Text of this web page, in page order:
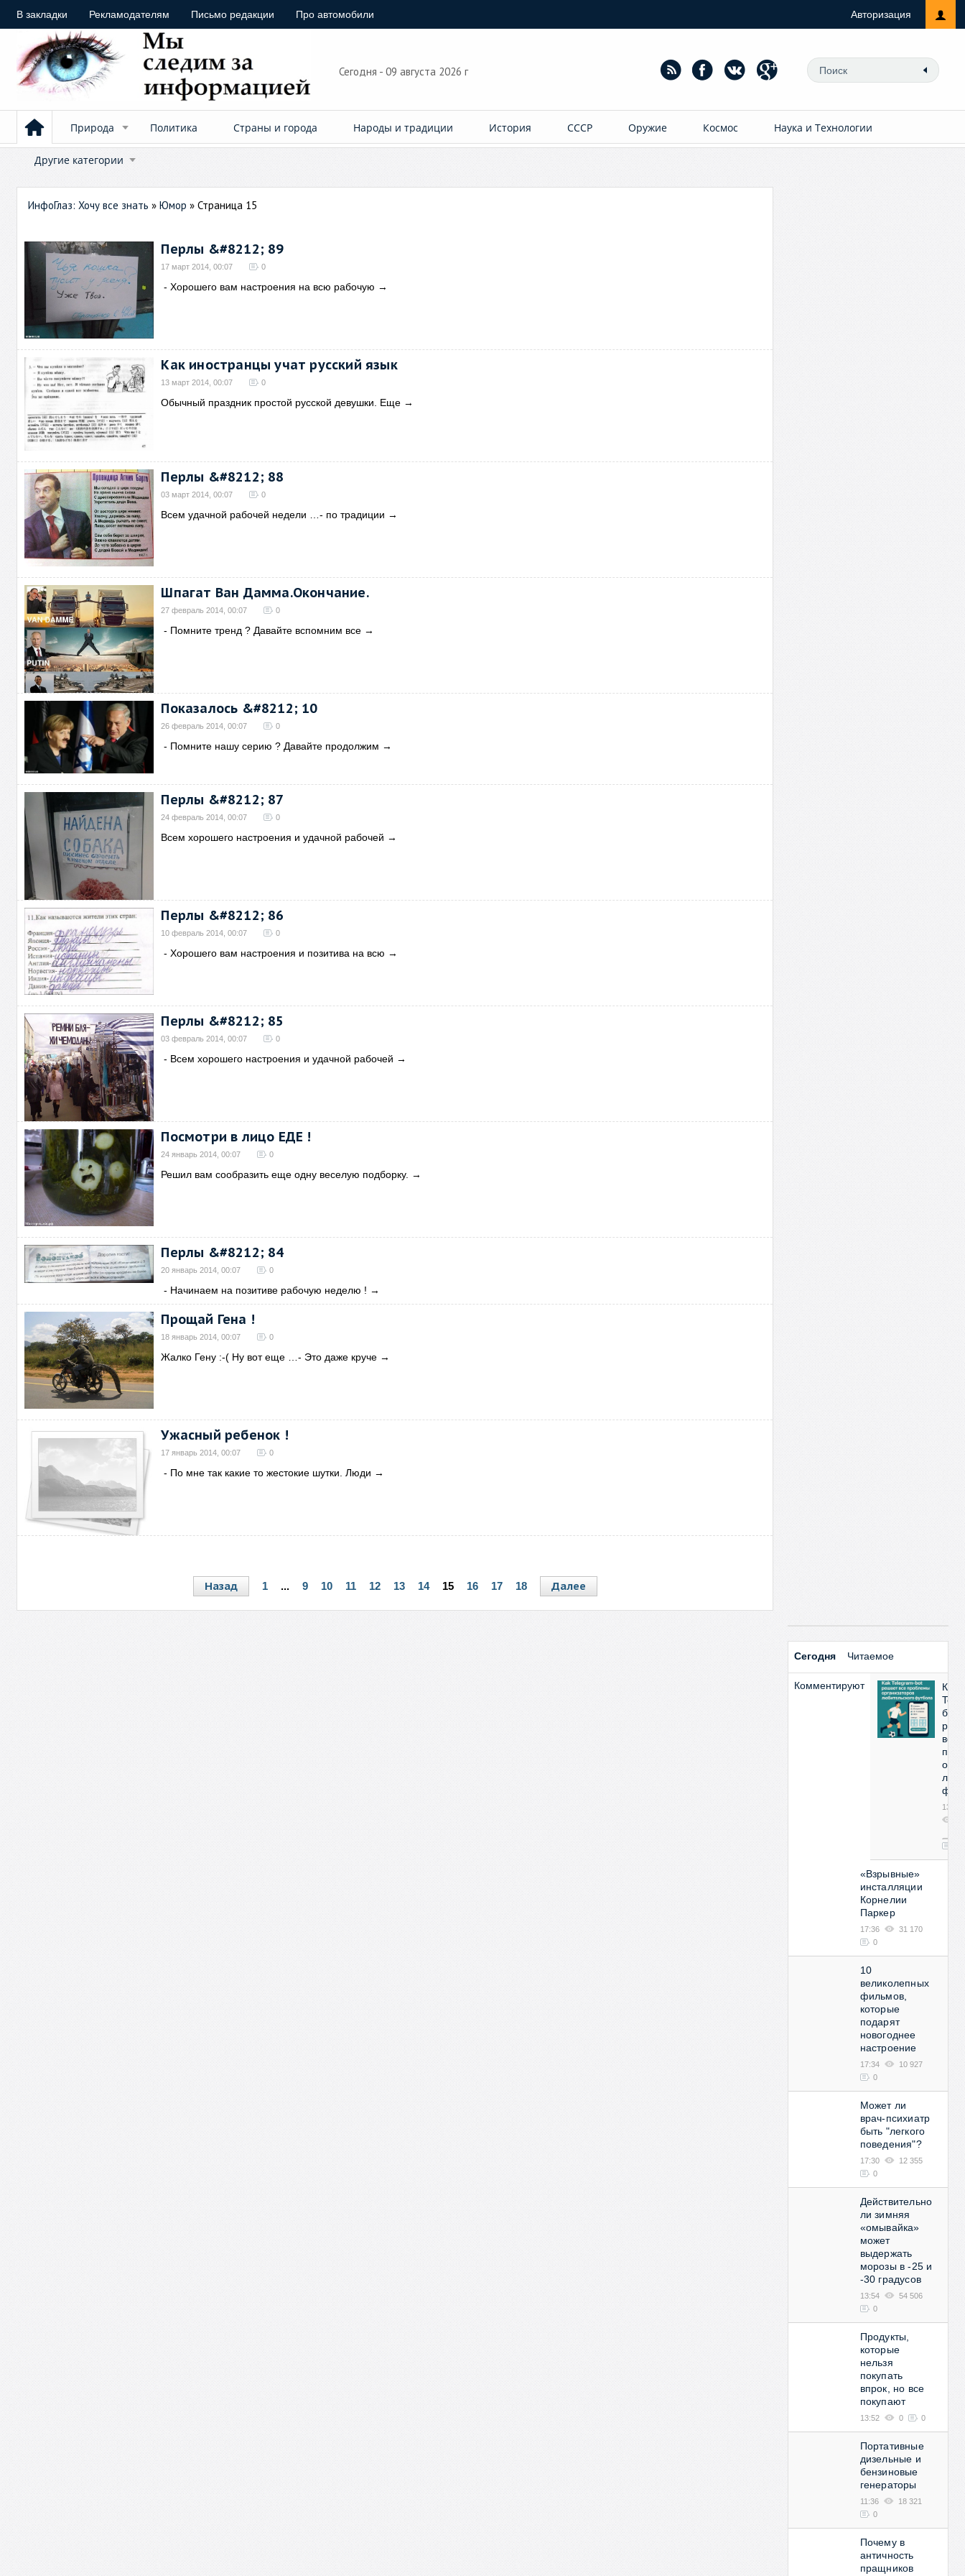
В закладки Рекламодателям Письмо редакции Про автомобили Авторизация
Сегодня - 09 августа 2026 г
Природа Политика Страны и города Народы и традиции История СССР Оружие Космос Наука и Технологии
Другие категории
ИнфоГлаз: Хочу все знать »Юмор » Страница 15
Перлы &#8212; 89
17 март 2014, 00:07 0
- Хорошего вам настроения на всю рабочую →
Как иностранцы учат русский язык
13 март 2014, 00:07 0
Обычный праздник простой русской девушки. Еще →
Перлы &#8212; 88
03 март 2014, 00:07 0
Всем удачной рабочей недели …- по традиции →
Шпагат Ван Дамма.Окончание.
27 февраль 2014, 00:07 0
- Помните тренд ? Давайте вспомним все →
Показалось &#8212; 10
26 февраль 2014, 00:07 0
- Помните нашу серию ? Давайте продолжим →
Перлы &#8212; 87
24 февраль 2014, 00:07 0
Всем хорошего настроения и удачной рабочей →
Перлы &#8212; 86
10 февраль 2014, 00:07 0
- Хорошего вам настроения и позитива на всю →
Перлы &#8212; 85
03 февраль 2014, 00:07 0
- Всем хорошего настроения и удачной рабочей →
Посмотри в лицо ЕДЕ !
24 январь 2014, 00:07 0
Решил вам сообразить еще одну веселую подборку. →
Перлы &#8212; 84
20 январь 2014, 00:07 0
- Начинаем на позитиве рабочую неделю ! →
Прощай Гена !
18 январь 2014, 00:07 0
Жалко Гену :-( Ну вот еще …- Это даже круче →
Ужасный ребенок !
17 январь 2014, 00:07 0
- По мне так какие то жестокие шутки. Люди →
Назад 1 ... 9 10 11 12 13 14 15 16 17 18 Далее
Сегодня Читаемое
Комментируют
Как
бот
все
13:53
«Взрывные»
инсталляции
Корнелии
Паркер
17:36
31 170
0
10
великолепных
фильмов,
которые
подарят
новогоднее
настроение
17:34
10 927
0
Может ли
врач-психиатр
быть "легкого
поведения"?
17:30
12 355
0
Действительно
ли зимняя
«омывайка»
может
выдержать
морозы в -25 и
-30 градусов
13:54
54 506
0
Продукты,
которые
нельзя
покупать
впрок, но все
покупают
13:52 0 0
Портативные
дизельные и
бензиновые
генераторы
11:36
18 321
0
Почему в
античность
пращников